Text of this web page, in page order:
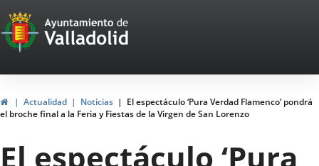
Portal
Web
del
Ayuntamiento
de
Valladolid
InicioActualidad Noticias
El espectáculo ‘Pura Verdad Flamenco’ pondrá
el broche final a la Feria y Fiestas de la Virgen de San Lorenzo
El espectáculo ‘Pura